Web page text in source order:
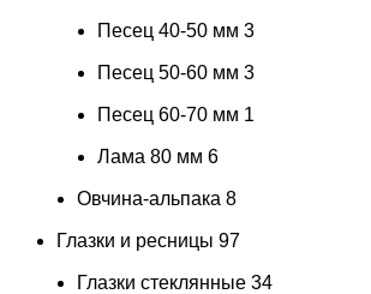
Песец 40-50 мм 3
Песец 50-60 мм 3
Песец 60-70 мм 1
Лама 80 мм 6
Овчина-альпака 8
Глазки и ресницы 97
Глазки стеклянные 34